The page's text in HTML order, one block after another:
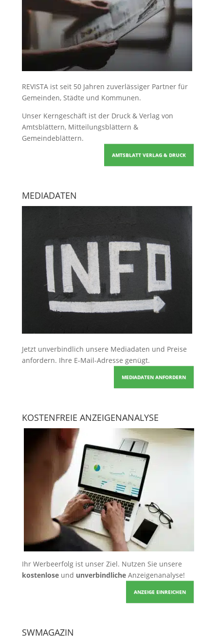
REVISTA ist seit 50 Jahren zuverlässiger Partner für
Gemeinden, Städte und Kommunen.
Unser Kerngeschäft ist der Druck & Verlag von
Amtsblättern, Mitteilungsblättern &
Gemeindeblättern.
AMTSBLATT VERLAG & DRUCK
MEDIADATEN
Jetzt unverbindlich unsere Mediadaten und Preise
anfordern. Ihre E-Mail-Adresse genügt.
MEDIADATEN ANFORDERN
KOSTENFREIE ANZEIGENANALYSE
Ihr Werbeerfolg ist unser Ziel. Nutzen Sie unsere
kostenloseund unverbindlicheAnzeigenanalyse!
ANZEIGE EINREICHEN
SWMAGAZIN